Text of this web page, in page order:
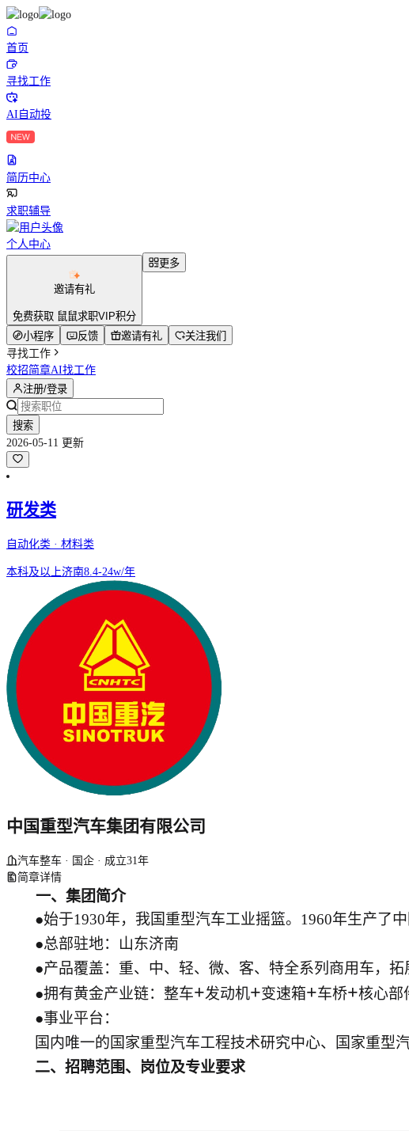
首页
寻找工作
AI自动投
简历中心
求职辅导
个人中心
邀请有礼
免费获取 鼠鼠求职VIP积分
更多
小程序 反馈 邀请有礼
关注我们
寻找工作
校招简章AI找工作
注册/登录
搜索
2026-05-11 更新
研发类
自动化类 · 材料类
本科及以上济南8.4-24w/年
中国重型汽车集团有限公司
汽车整车 · 国企 · 成立31年
简章详情
一、集团简介
●始于1930年，我国重型汽车工业摇篮。1960年生产
●总部驻地：山东济南
●产品覆盖：重、中、轻、微、客、特全系列商用车，拓
●拥有黄金产业链：整车+发动机+变速箱+车桥+核心部
●事业平台：
国内唯一的国家重型汽车工程技术研究中心、
国家重型
二、招聘范围、岗位及专业要求